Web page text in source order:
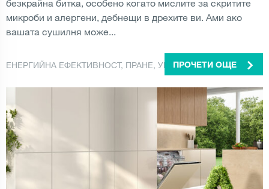
безкрайна битка, особено когато мислите за скритите
микроби и алергени, дебнещи в дрехите ви. Ами ако
вашата сушилня може...
ЕНЕРГИЙНА ЕФЕКТИВНОСТ, ПРАНЕ, УРЕДИПРОЧЕТИ ОЩЕ